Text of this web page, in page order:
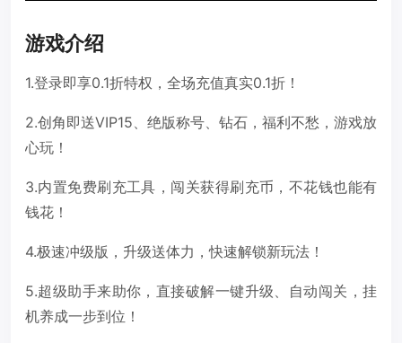
游戏介绍
1.登录即享0.1折特权，全场充值真实0.1折！
2.创角即送VIP15、绝版称号、钻石，福利不愁，游戏放
心玩！
3.内置免费刷充工具，闯关获得刷充币，不花钱也能有
钱花！
4.极速冲级版，升级送体力，快速解锁新玩法！
5.超级助手来助你，直接破解一键升级、自动闯关，挂
机养成一步到位！